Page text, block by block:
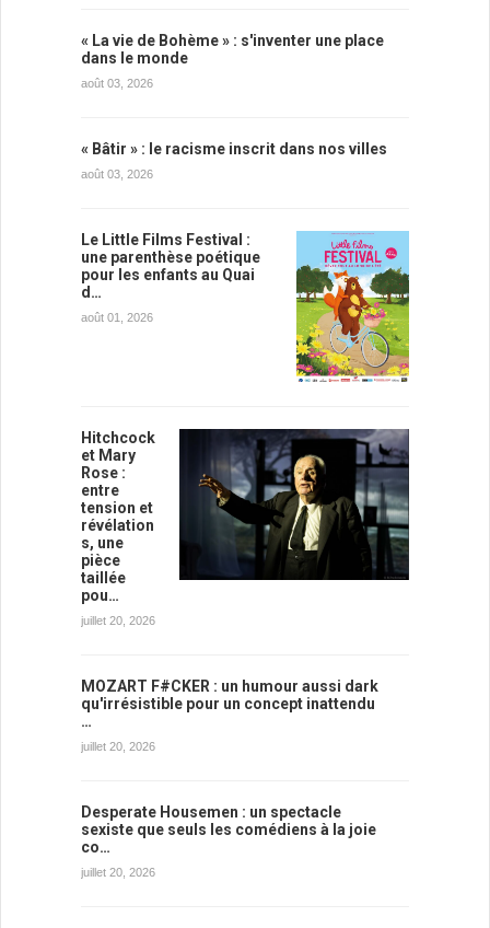
« La vie de Bohème » : s'inventer une place
dans le monde
août 03, 2026
« Bâtir » : le racisme inscrit dans nos villes
août 03, 2026
Le Little Films Festival :
une parenthèse poétique
pour les enfants au Quai
d…
août 01, 2026
Hitchcock
et Mary
Rose :
entre
tension et
révélation
s, une
pièce
taillée
pou…
juillet 20, 2026
MOZART F#CKER : un humour aussi dark
qu'irrésistible pour un concept inattendu
…
juillet 20, 2026
Desperate Housemen : un spectacle
sexiste que seuls les comédiens à la joie
co…
juillet 20, 2026